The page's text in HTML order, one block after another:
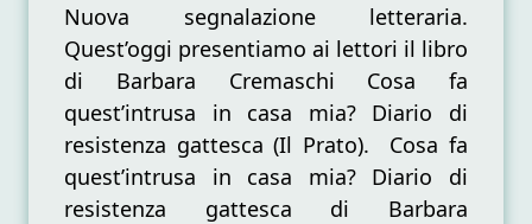
fa
quest’intrusa
in
casa
mia?
Diario
di
resistenza
gattesca”
Nuova segnalazione letteraria.
Quest’oggi presentiamo ai lettori il libro
di Barbara Cremaschi Cosa fa
quest’intrusa in casa mia? Diario di
resistenza gattesca (Il Prato). Cosa fa
quest’intrusa in casa mia? Diario di
resistenza gattesca di Barbara